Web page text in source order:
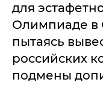
для
Олимпиаде в
пытаясь
российских
подмены